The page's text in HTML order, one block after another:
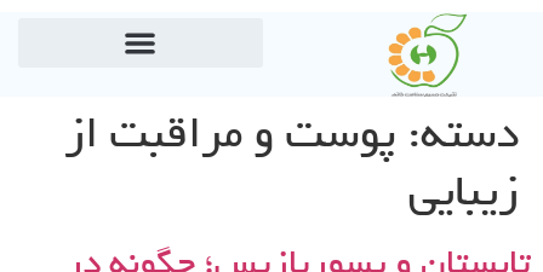
دسته: پوست و مراقبت از
زیبایی